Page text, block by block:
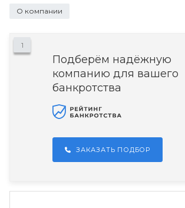
О компании
1
Подберём надёжную
компанию для вашего
банкротства
ЗАКАЗАТЬ ПОДБОР